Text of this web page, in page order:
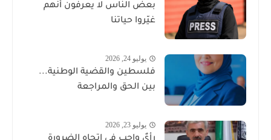
بعض الناس لا يعرفون أنهم
غيّروا حياتنا
يوليو 24, 2026
فلسطين والقضية الوطنية...
بين الحق والمراجعة
يوليو 23, 2026